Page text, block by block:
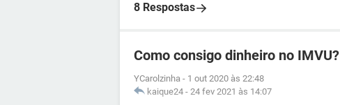
8 Respostas
Como consigo dinheiro no IMVU?
YCarolzinha - 1 out 2020 às 22:48
kaique24 - 24 fev 2021 às 14:07